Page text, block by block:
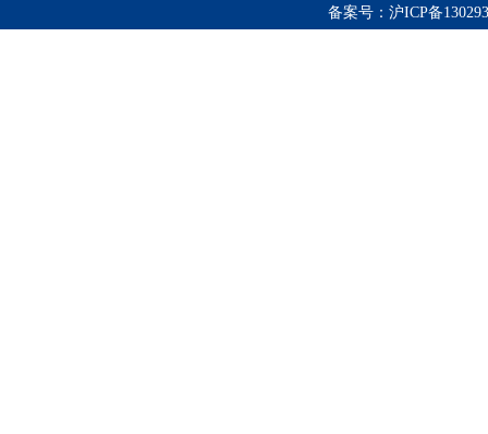
备案号： 沪ICP备